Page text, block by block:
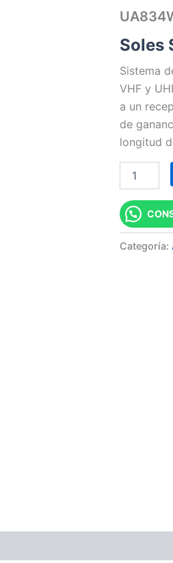
Soles
Sistema
VHF y
a un
de
longitud
Sistema
distribución
antena
cantidad
Categoría: